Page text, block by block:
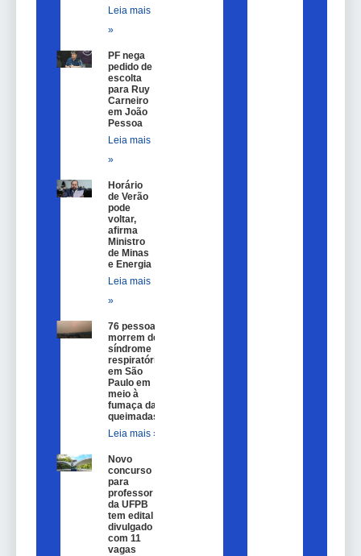
Leia mais
»
PF nega
pedido de
escolta
para Ruy
Carneiro
em João
Pessoa
Leia mais
»
Horário
de Verão
pode
voltar,
afirma
Ministro
de Minas
e Energia
Leia mais
»
76 pessoas
morrem de
síndrome
respiratória
em São
Paulo em
meio à
fumaça das
queimadas
Leia mais »
Novo
concurso
para
professor
da UFPB
tem edital
divulgado
com 11
vagas